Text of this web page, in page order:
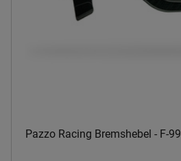
Pazzo Racing Bremshebel - F-99